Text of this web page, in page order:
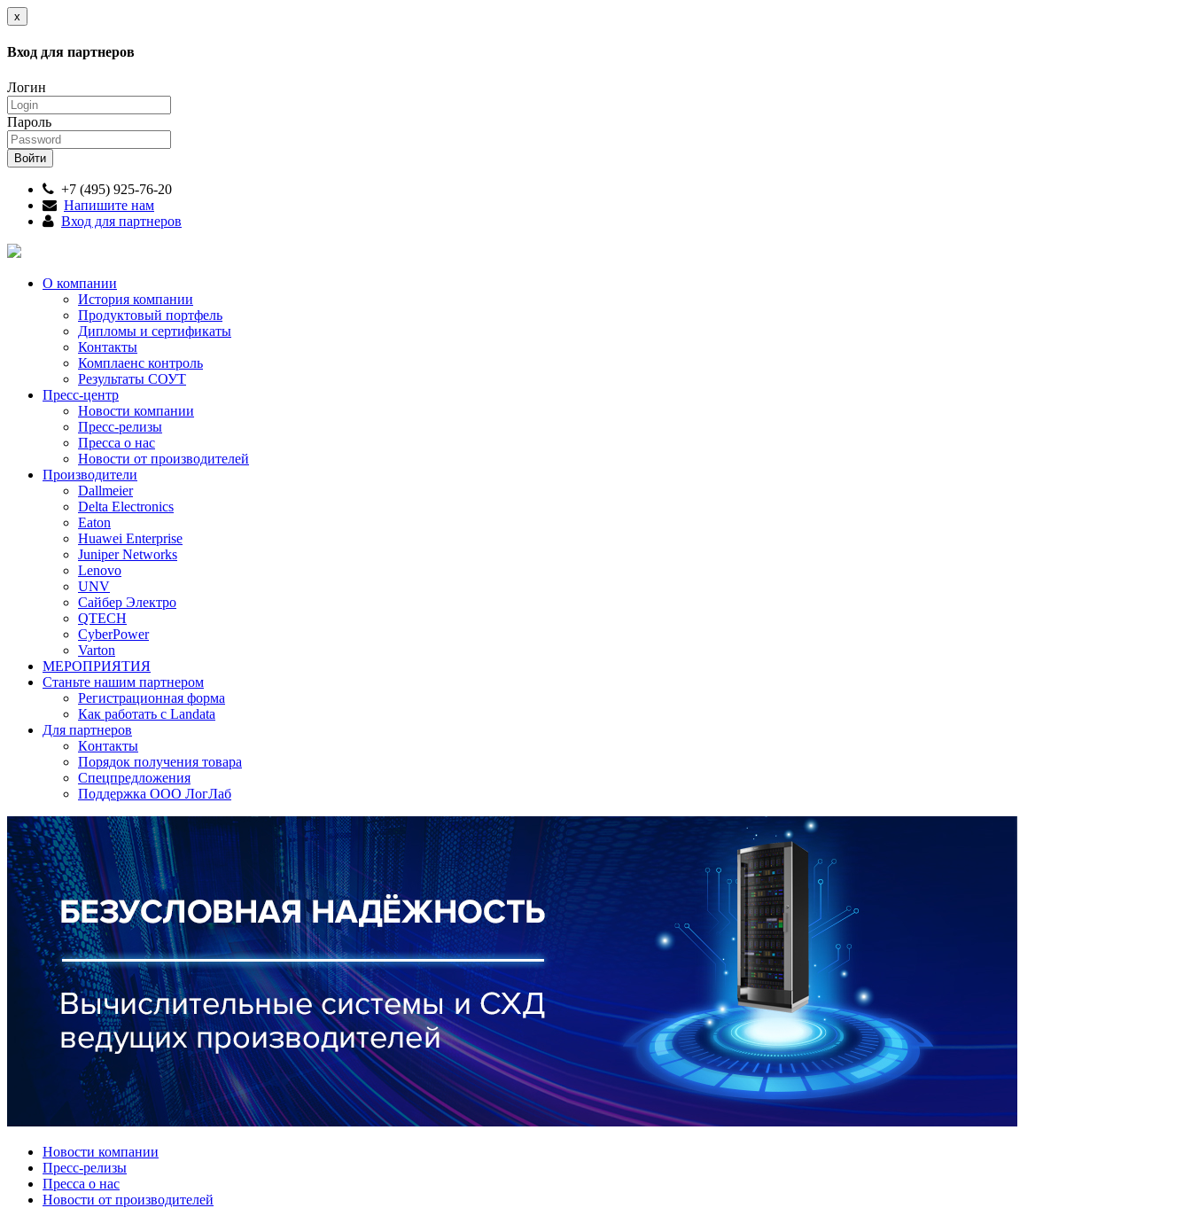
x
Вход для партнеров
Логин
Пароль
+7 (495) 925-76-20
Напишите нам
Вход для партнеров
О компании
История компании
Продуктовый портфель
Дипломы и сертификаты
Контакты
Комплаенс контроль
Результаты СОУТ
Пресс-центр
Новости компании
Пресс-релизы
Пресса о нас
Новости от производителей
Производители
Dallmeier
Delta Electronics
Eaton
Huawei Enterprise
Juniper Networks
Lenovo
UNV
Сайбер Электро
QTECH
CyberPower
Varton
МЕРОПРИЯТИЯ
Станьте нашим партнером
Регистрационная форма
Как работать с Landata
Для партнеров
Кoнтaкты
Порядок получения товара
Спецпредложения
Поддержка ООО ЛогЛаб
Новости компании
Пресс-релизы
Пресса о нас
Новости от производителей